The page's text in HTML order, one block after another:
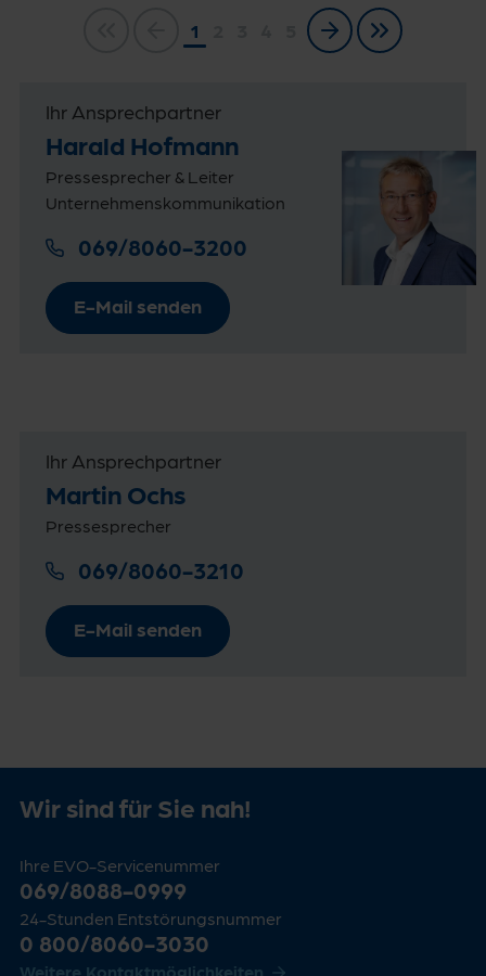
1
Ihr Ansprechpartner
Harald Hofmann
Pressesprecher & Leiter
Unternehmenskommunikation
069/8060-3200
E-Mail senden
Ihr Ansprechpartner
Martin Ochs
Pressesprecher
069/8060-3210
E-Mail senden
Wir sind für Sie nah!
Ihre EVO-Servicenummer
069/8088-0999
24-Stunden Entstörungsnummer
0 800/8060-3030
Weitere Kontaktmöglichkeiten